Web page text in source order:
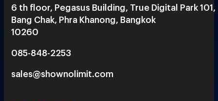
6 th floor, Pegasus Building, True Digital Park 101,
Bang Chak, Phra Khanong, Bangkok
10260
085-848-2253
sales@shownolimit.com